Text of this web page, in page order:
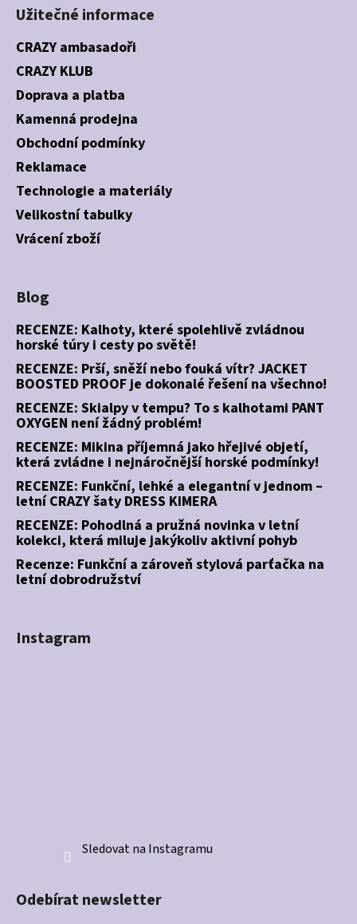
Užitečné informace
CRAZY ambasadoři
CRAZY KLUB
Doprava a platba
Kamenná prodejna
Obchodní podmínky
Reklamace
Technologie a materiály
Velikostní tabulky
Vrácení zboží
Blog
RECENZE: Kalhoty, které spolehlivě zvládnou
horské túry i cesty po světě!
RECENZE: Prší, sněží nebo fouká vítr? JACKET
BOOSTED PROOF je dokonalé řešení na všechno!
RECENZE: Skialpy v tempu? To s kalhotami PANT
OXYGEN není žádný problém!
RECENZE: Mikina příjemná jako hřejivé objetí,
která zvládne i nejnáročnější horské podmínky!
RECENZE: Funkční, lehké a elegantní v jednom –
letní CRAZY šaty DRESS KIMERA
RECENZE: Pohodlná a pružná novinka v letní
kolekci, která miluje jakýkoliv aktivní pohyb
Recenze: Funkční a zároveň stylová parťačka na
letní dobrodružství
Instagram
Sledovat na Instagramu
Odebírat newsletter